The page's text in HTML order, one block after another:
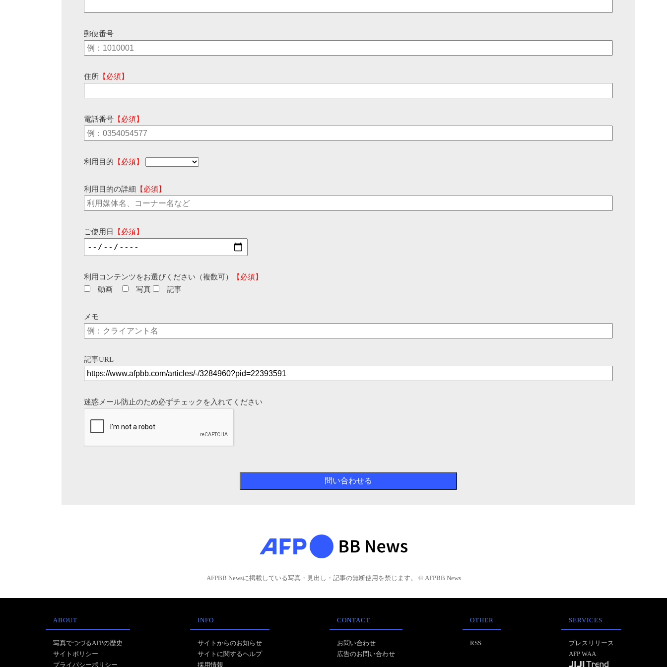
郵便番号
住所 【必須】
電話番号 【必須】
利用目的 【必須】
利用目的の詳細 【必須】
ご使用日 【必須】
利用コンテンツをお選びください（複数可）
【必須】
動画
写真 記事
メモ
記事URL
迷惑メール防止のため必ずチェックを入れてください
AFPBB Newsに掲載している写真・見出し・記事の無断使用を禁じます。 © AFPBB News
ABOUT
写真でつづるAFPの歴史
サイトポリシー
プライバシーポリシー
INFO
サイトからのお知らせ
サイトに関するヘルプ
採用情報
CONTACT
お問い合わせ
広告のお問い合わせ
OTHER
RSS
SERVICES
プレスリリース
AFP WAA